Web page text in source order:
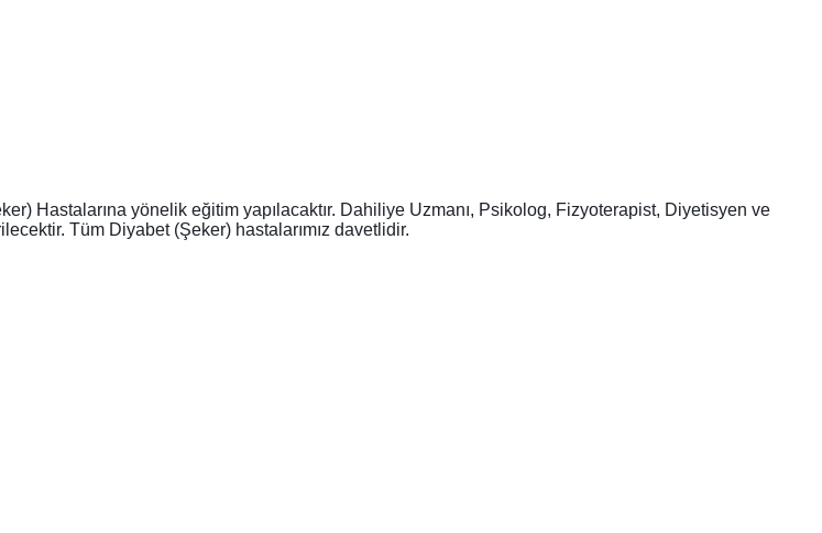
Hastalarına yönelik eğitim yapılacaktır. Dahiliye Uzmanı, Psikolog, Fizyoterapist, Diyetisyen ve
Tüm Diyabet (Şeker) hastalarımız davetlidir.